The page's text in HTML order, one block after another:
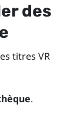
des
titres VR
.